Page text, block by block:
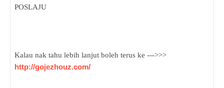
POSLAJU
Kalau nak tahu lebih lanjut boleh terus ke --->>>
http://gojezhouz.com/